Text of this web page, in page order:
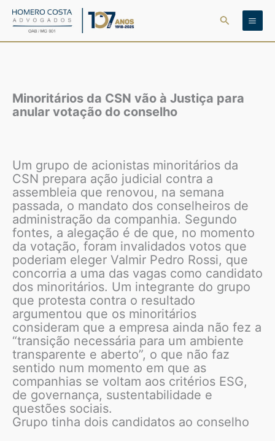
para
Pesquisar
Minoritários da CSN vão à Justiça para
anular votação do conselho
Um grupo de acionistas minoritários da
CSN prepara ação judicial contra a
assembleia que renovou, na semana
passada, o mandato dos conselheiros de
administração da companhia. Segundo
fontes, a alegação é de que, no momento
da votação, foram invalidados votos que
poderiam eleger Valmir Pedro Rossi, que
concorria a uma das vagas como candidato
dos minoritários. Um integrante do grupo
que protesta contra o resultado
argumentou que os minoritários
consideram que a empresa ainda não fez a
“transição necessária para um ambiente
transparente e aberto”, o que não faz
sentido num momento em que as
companhias se voltam aos critérios ESG,
de governança, sustentabilidade e
questões sociais.
Grupo tinha dois candidatos ao conselho